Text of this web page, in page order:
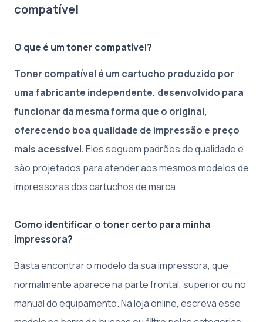
compatível
O que é um toner compatível?
Toner compatível é um cartucho produzido por
uma fabricante independente, desenvolvido para
funcionar da mesma forma que o original,
oferecendo boa qualidade de impressão e preço
mais acessível.Eles seguem padrões de qualidade e
são projetados para atender aos mesmos modelos de
impressoras dos cartuchos de marca.
Como identificar o toner certo para minha
impressora?
Basta encontrar o modelo da sua impressora, que
normalmente aparece na parte frontal, superior ou no
manual do equipamento. Na loja online, escreva esse